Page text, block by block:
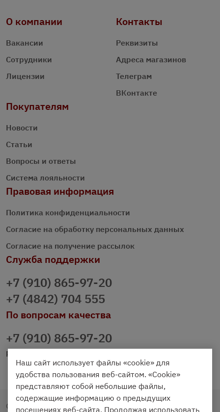
О компании
Вакансии
Сотрудники
Лицензии
Контакты
Реквизиты
Адреса магазинов
Телеграм
ВКонтакте
Покупателям
Новости
Статьи
Вопросы и ответы
Система лояльности
Правовая информация
Политика конфиденциальности
Согласие на обработку персональных данных
Согласие на получение рассылок
Служба поддержки
+7 (910) 865-97-20
+7 (4842) 704 555
По вопросам качества
+7 (910) 865-97-20
prazdnichniy40@palmi.ru
Copyright © 2020 - 2026. Праздничный Стол.
Наш сайт использует файлы «cookie» для
удобства пользования веб-сайтом. «Cookie»
представляют собой небольшие файлы,
содержащие информацию о предыдущих
посещениях веб-сайта. Продолжая использовать